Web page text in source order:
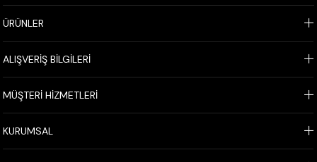
ÜRÜNLER
ALIŞVERİŞ BİLGİLERİ
MÜŞTERİ HİZMETLERİ
KURUMSAL